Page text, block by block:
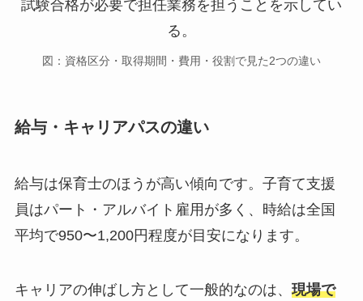
図：資格区分・取得期間・費用・役割で見た2つの違い
給与・キャリアパスの違い
給与は保育士のほうが高い傾向です。子育て支援
員はパート・アルバイト雇用が多く、時給は全国
平均で950〜1,200円程度が目安になります。
キャリアの伸ばし方として一般的なのは、 現場で